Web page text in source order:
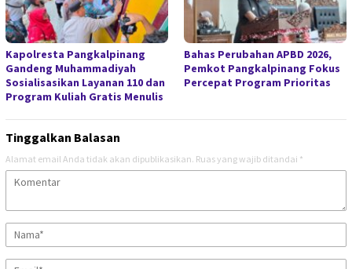
Kapolresta Pangkalpinang
Gandeng Muhammadiyah
Sosialisasikan Layanan 110 dan
Program Kuliah Gratis Menulis
Bahas Perubahan APBD 2026,
Pemkot Pangkalpinang Fokus
Percepat Program Prioritas
Tinggalkan Balasan
Alamat email Anda tidak akan dipublikasikan. Ruas yang wajib ditandai *